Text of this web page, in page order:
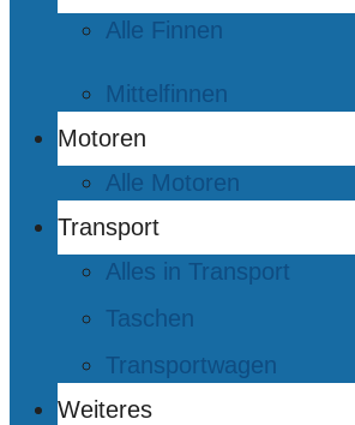
Alle Finnen
Mittelfinnen
Motoren
Alle Motoren
Transport
Alles in Transport
Taschen
Transportwagen
Weiteres